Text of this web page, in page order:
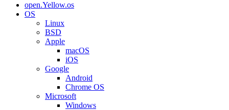
open.Yellow.os
OS
Linux
BSD
Apple
macOS
iOS
Google
Android
Chrome OS
Microsoft
Windows